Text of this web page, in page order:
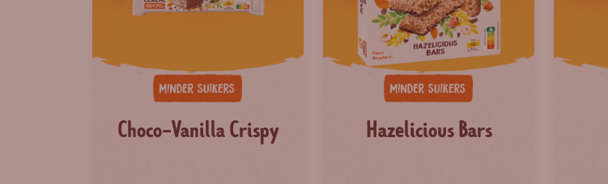
Choco-Vanilla Crispy Hazelicious Bars